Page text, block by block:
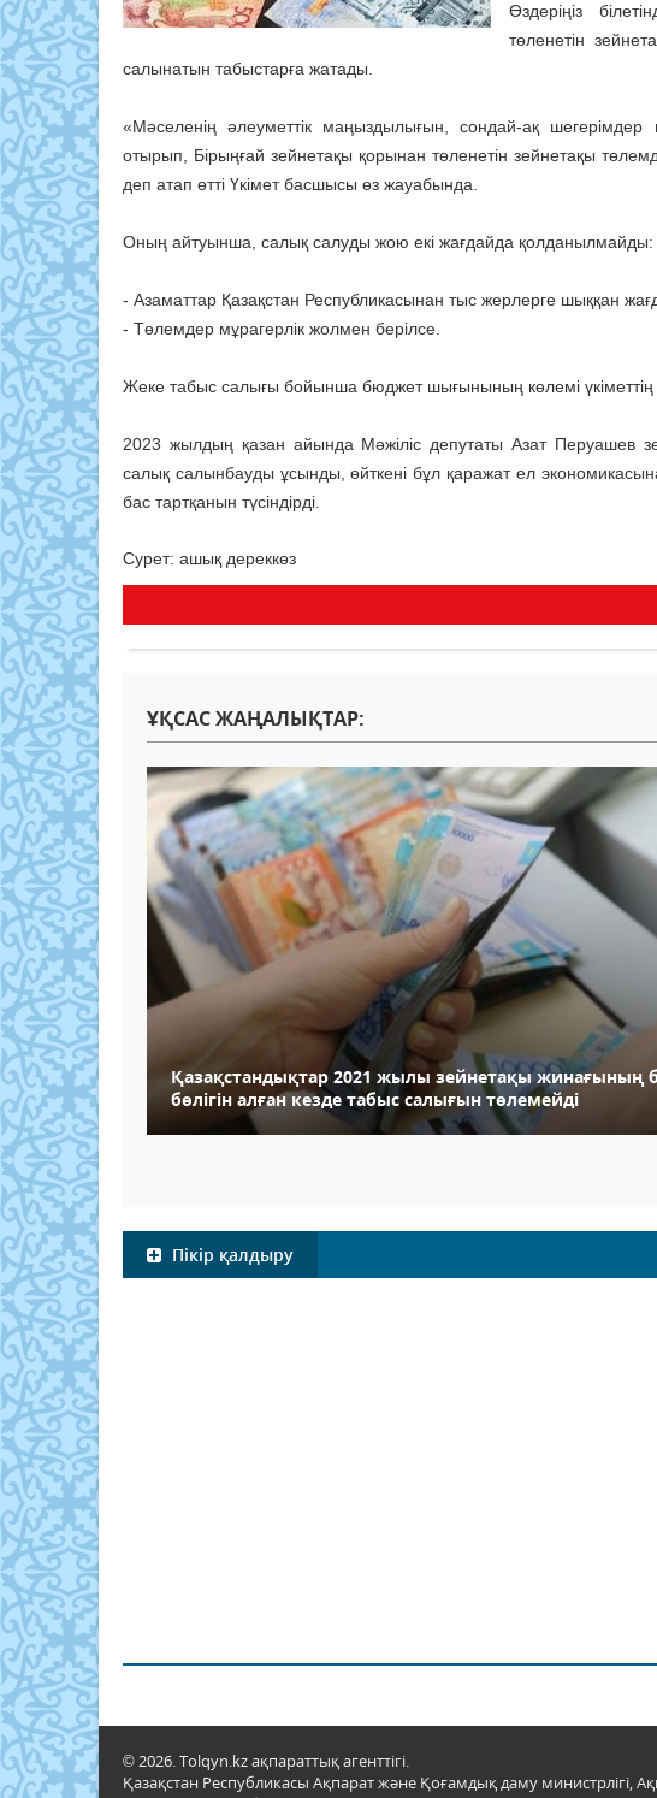
Өздеріңіз
төленетін
салынатын табыстарға жатады.
«Мәселенің әлеуметтік маңыздылығын, сондай-ақ
отырып, Бірыңғай зейнетақы қорынан төленетін зейнетақы
деп атап өтті Үкімет басшысы өз жауабында.
Оның айтуынша, салық салуды жою екі жағдайда қолданылмайды:
- Азаматтар Қазақстан Республикасынан тыс жерлерге шыққан
- Төлемдер мұрагерлік жолмен берілсе.
Жеке табыс салығы бойынша бюджет шығынының көлемі
2023 жылдың қазан айында Мәжіліс депутаты Азат Перуашев
салық салынбауды ұсынды, өйткені бұл қаражат ел
бас тартқанын түсіндірді.
Сурет: ашық дереккөз
ҰҚСАС ЖАҢАЛЫҚТАР:
Қазақстандықтар 2021 жылы зейнетақы жинағының
бөлігін алған кезде табыс салығын төлемейді
Пікір қалдыру
© 2026. Tolqyn.kz ақпараттық агенттігі.
Қазақстан Республикасы Ақпарат және Қоғамдық даму министрлігі,